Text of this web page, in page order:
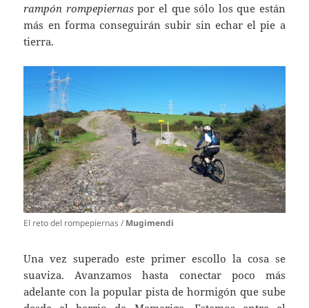
rampón rompepiernaspor el que sólo los que están
más en forma conseguirán subir sin echar el pie a
tierra.
El reto del rompepiernas / Mugimendi
Una vez superado este primer escollo la cosa se
suaviza. Avanzamos hasta conectar poco más
adelante con la popular pista de hormigón que sube